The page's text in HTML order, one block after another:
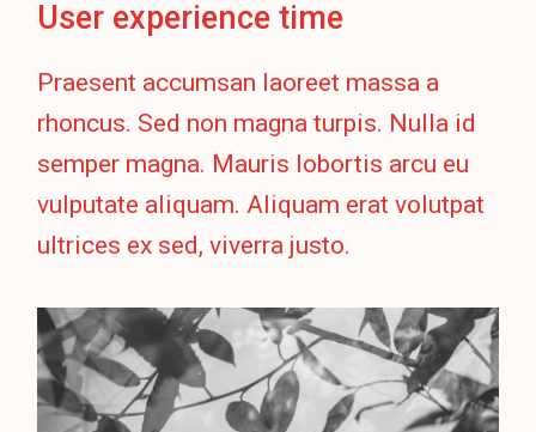
User experience time
Praesent accumsan laoreet massa a
rhoncus. Sed non magna turpis. Nulla id
semper magna. Mauris lobortis arcu eu
vulputate aliquam. Aliquam erat volutpat
ultrices ex sed, viverra justo.